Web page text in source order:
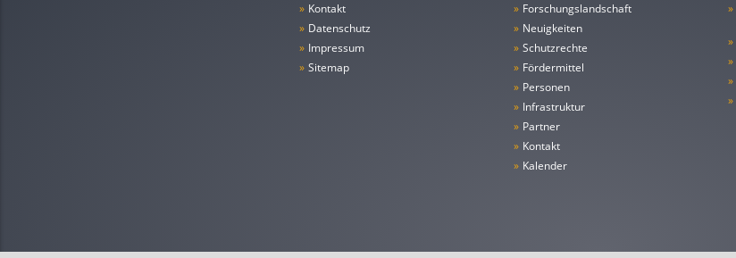
» Kontakt
» Datenschutz
» Impressum
» Sitemap
» Forschungs­landschaft
» Neuigkeiten
» Schutzrechte
» Fördermittel
» Personen
» Infrastruktur
» Partner
» Kontakt
» Kalender
»
»
»
»
»